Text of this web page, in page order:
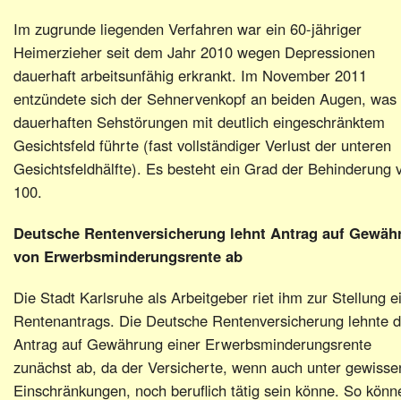
Im zugrunde liegenden Verfahren war ein 60-jähriger
Heimerzieher seit dem Jahr 2010 wegen Depressionen
dauerhaft arbeitsunfähig erkrankt. Im November 2011
entzündete sich der Sehnervenkopf an beiden Augen, was
dauerhaften Sehstörungen mit deutlich eingeschränktem
Gesichtsfeld führte (fast vollständiger Verlust der unteren
Gesichtsfeldhälfte). Es besteht ein Grad der Behinderung
100.
Deutsche Rentenversicherung lehnt Antrag auf
von Erwerbsminderungsrente ab
Die Stadt Karlsruhe als Arbeitgeber riet ihm zur Stellung
Rentenantrags. Die Deutsche Rentenversicherung lehnte
Antrag auf Gewährung einer Erwerbsminderungsrente
zunächst ab, da der Versicherte, wenn auch unter
Einschränkungen, noch beruflich tätig sein könne. So